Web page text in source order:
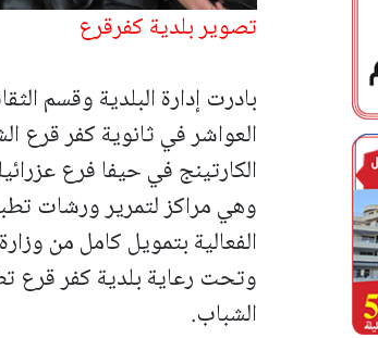
تصوير بلدية كفرقرع
بادرت إدارة البلدية وقسم
العواشر في ثانوية كفر قرع
الكارتينج في حيفا فرع
وهي مراكز لتمرير ورشات
الفعالية بتمويل كامل من
وتحت رعاية بلدية كفر قرع
الشباب.